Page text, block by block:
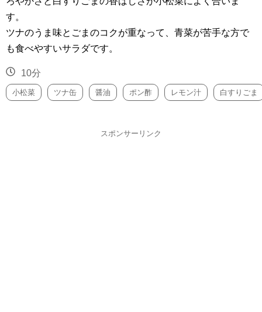
す。
ツナのうま味とごまのコクが重なって、青菜が苦手な方で
も食べやすいサラダです。
10分
小松菜 ツナ缶 醤油 ポン酢 レモン汁 白すりごま
スポンサーリンク